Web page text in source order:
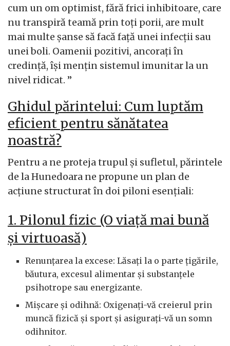
cum un om optimist, fără frici inhibitoare, care
nu transpiră teamă prin toți porii, are mult
mai multe șanse să facă față unei infecții sau
unei boli. Oamenii pozitivi, ancorați în
credință, își mențin sistemul imunitar la un
nivel ridicat. ”
Ghidul părintelui: Cum luptăm
eficient pentru sănătatea
noastră?
Pentru a ne proteja trupul și sufletul, părintele
de la Hunedoara ne propune un plan de
acțiune structurat în doi piloni esențiali:
1. Pilonul fizic (O viață mai bună
și virtuoasă)
Renunțarea la excese: Lăsați la o parte țigările,
băutura, excesul alimentar și substanțele
psihotrope sau energizante.
Mișcare și odihnă: Oxigenați-vă creierul prin
muncă fizică și sport și asigurați-vă un somn
odihnitor.